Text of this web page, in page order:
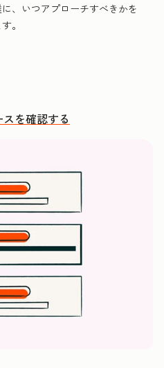
、いつアプローチすべきかを
。
を確認する